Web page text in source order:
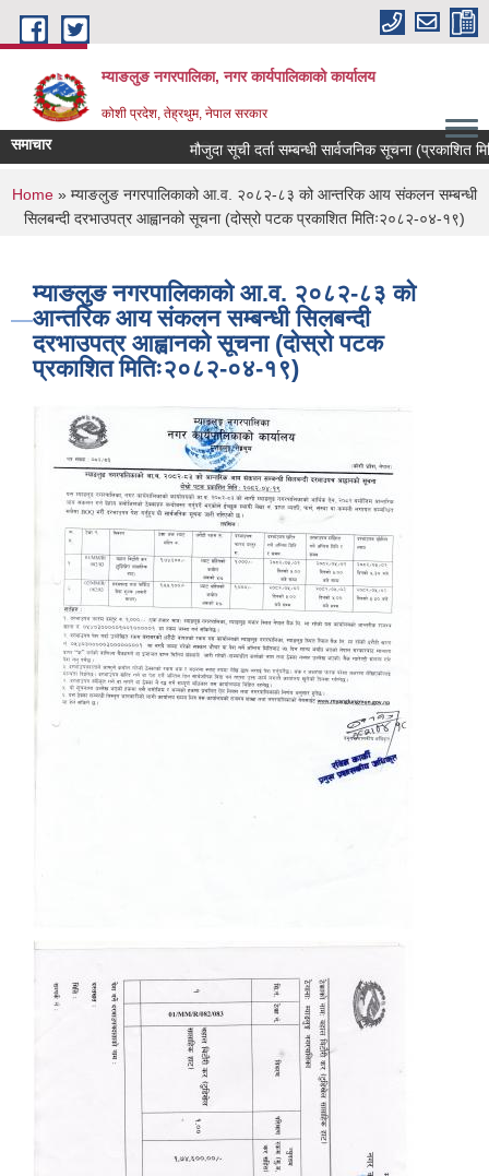
Skip to main content
म्याङलुङ नगरपालिका, नगर कार्यपालिकाको कार्यालय
कोशी प्रदेश, तेह्रथुम, नेपाल सरकार
कृषि, पर्यटन, जलश्रोत, शुशासन र पुर्वाधार । स्वचछ,
समाचार मौजुदा सूची दर्ता सम्बन्धी सार्वजनिक सूचना (प्रकाशित
You are here
Home » म्याङलुङ नगरपालिकाको आ.व. २०८२-८३ को आन्तरिक आय संकलन सम्बन्धी
सिलबन्दी दरभाउपत्र आह्वानको सूचना (दोस्रो पटक प्रकाशित मितिः२०८२-०४-१९)
म्याङलुङ नगरपालिकाको आ.व. २०८२-८३ को
आन्तरिक आय संकलन सम्बन्धी सिलबन्दी
दरभाउपत्र आह्वानको सूचना (दोस्रो पटक
प्रकाशित मितिः२०८२-०४-१९)